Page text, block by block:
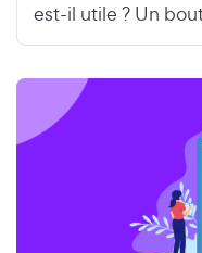
est-il utile ? Un